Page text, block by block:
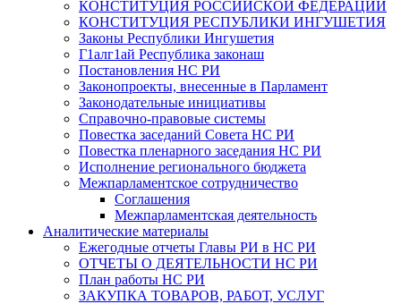
КОНСТИТУЦИЯ РОССИЙСКОЙ ФЕДЕРАЦИИ
КОНСТИТУЦИЯ РЕСПУБЛИКИ ИНГУШЕТИЯ
Законы Республики Ингушетия
Г1алг1ай Республика законаш
Постановления НС РИ
Законопроекты, внесенные в Парламент
Законодательные инициативы
Справочно-правовые системы
Повестка заседаний Совета НС РИ
Повестка пленарного заседания НС РИ
Исполнение регионального бюджета
Межпарламентское сотрудничество
Соглашения
Межпарламентская деятельность
Аналитические материалы
Ежегодные отчеты Главы РИ в НС РИ
ОТЧЕТЫ О ДЕЯТЕЛЬНОСТИ НС РИ
План работы НС РИ
ЗАКУПКА ТОВАРОВ, РАБОТ, УСЛУГ